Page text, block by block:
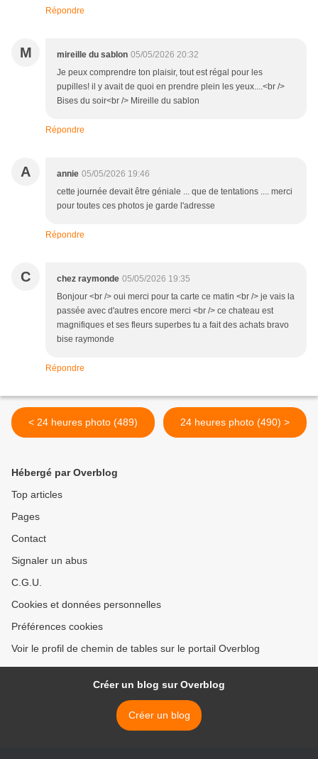
Répondre
M mireille du sablon 05/05/2026 20:32
Je peux comprendre ton plaisir, tout est régal pour les
pupilles! il y avait de quoi en prendre plein les yeux....<br />
Bises du soir<br /> Mireille du sablon
Répondre
A annie 05/05/2026 19:46
cette journée devait être géniale ... que de tentations .... merci
pour toutes ces photos je garde l'adresse
Répondre
C chez raymonde 05/05/2026 19:35
Bonjour <br /> oui merci pour ta carte ce matin <br /> je vais la
passée avec d'autres encore merci <br /> ce chateau est
magnifiques et ses fleurs superbes tu a fait des achats bravo
bise raymonde
Répondre
< 24 heures photo (489) 24 heures photo (490) >
Hébergé par Overblog
Top articles
Pages
Contact
Signaler un abus
C.G.U.
Cookies et données personnelles
Préférences cookies
Voir le profil de chemin de tables sur le portail Overblog
Créer un blog sur Overblog
Créer un blog